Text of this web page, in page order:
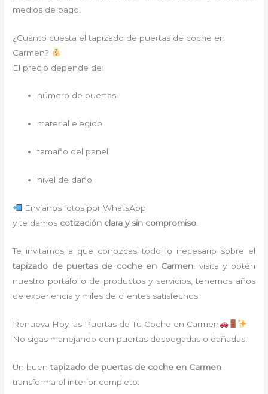
medios de pago.
¿Cuánto cuesta el tapizado de puertas de coche en
Carmen?
El precio depende de:
número de puertas
material elegido
tamaño del panel
nivel de daño
Envíanos fotos por WhatsApp
y te damos cotización clara y sin compromiso
Te invitamos a que conozcas todo lo necesario sobre el
tapizado de puertas de coche en Carmen, visita y obtén
nuestro portafolio de productos y servicios, tenemos años
de experiencia y miles de clientes satisfechos.
Renueva Hoy las Puertas de Tu Coche en Carmen
No sigas manejando con puertas despegadas o dañadas.
Un buentapizado de puertas de coche en Carmen
transforma el interior completo.